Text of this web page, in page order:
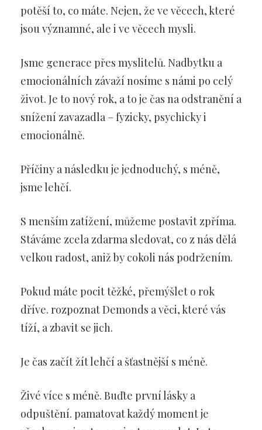
potěší to, co máte. Nejen, že ve věcech, které
jsou významné, ale i ve věcech mysli.
Jsme generace přes myslitelů. Nadbytku a
emocionálních závaží nosíme s námi po celý
život. Je to nový rok, a to je čas na odstranění a
snížení zavazadla – fyzicky, psychicky i
emocionálně.
Příčiny a následku je jednoduchý, s méně,
jsme lehčí.
S menším zatížení, můžeme postavit zpříma.
Stáváme zcela zdarma sledovat, co z nás dělá
velkou radost, aniž by cokoli nás podržením.
Pokud máte pocit těžké, přemýšlet o rok
dříve. rozpoznat Demonds a věci, které vás
tíží, a zbavit se jich.
Je čas začít žít lehčí a šťastnější s méně.
Živé více s méně. Buďte první lásky a
odpuštění. pamatovat každý moment je